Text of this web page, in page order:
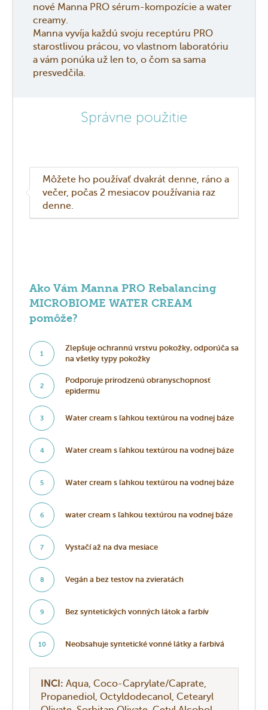
nové Manna PRO sérum-kompozície a water
creamy.
Manna vyvíja každú svoju receptúru PRO
starostlivou prácou, vo vlastnom laboratóriu
a vám ponúka už len to, o čom sa sama
presvedčila.
Správne použitie
Môžete ho používať dvakrát denne, ráno a
večer, počas 2 mesiacov používania raz
denne.
Ako Vám Manna PRO Rebalancing
MICROBIOME WATER CREAM
pomôže?
1
Zlepšuje ochrannú vrstvu pokožky, odporúča sa
na všetky typy pokožky
2
Podporuje prirodzenú obranyschopnosť
epidermu
3 Water cream s ľahkou textúrou na vodnej báze
4 Water cream s ľahkou textúrou na vodnej báze
5 Water cream s ľahkou textúrou na vodnej báze
6 water cream s ľahkou textúrou na vodnej báze
7 Vystačí až na dva mesiace
8 Vegán a bez testov na zvieratách
9 Bez syntetických vonných látok a farbív
10 Neobsahuje syntetické vonné látky a farbivá
INCI: Aqua Coco-Caprylate/Caprate
Propanediol Octyldodecanol Cetearyl